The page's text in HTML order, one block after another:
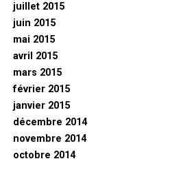
juillet 2015
juin 2015
mai 2015
avril 2015
mars 2015
février 2015
janvier 2015
décembre 2014
novembre 2014
octobre 2014